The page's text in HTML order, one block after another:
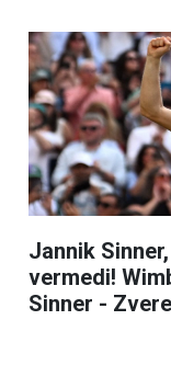
Jannik
vermedi!
Sinner -